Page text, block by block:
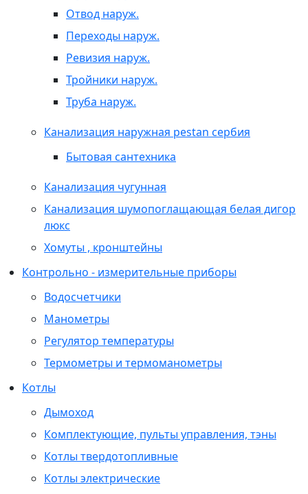
Отвод наруж.
Переходы наруж.
Ревизия наруж.
Тройники наруж.
Труба наруж.
Канализация наружная pestan сербия
Бытовая сантехника
Канализация чугунная
Канализация шумопоглащающая белая дигор
люкс
Хомуты , кронштейны
Контрольно - измерительные приборы
Водосчетчики
Манометры
Регулятор температуры
Термометры и термоманометры
Котлы
Дымоход
Комплектующие, пульты управления, тэны
Котлы твердотопливные
Котлы электрические